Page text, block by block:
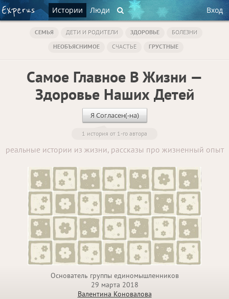
Истории Люди Вход
СЕМЬЯ ДЕТИ И РОДИТЕЛИ ЗДОРОВЬЕ
БОЛЕЗНИ
НЕОБЪЯСНИМОЕ
СЧАСТЬЕ ГРУСТНЫЕ
Самое Главное В Жизни —
Здоровье Наших Детей
Я Согласен(-на)
1 история от 1-го автора
реальные истории из жизни, рассказы про жизненный опыт
Основатель группы единомышленников
29 марта 2018
Валентина Коновалова